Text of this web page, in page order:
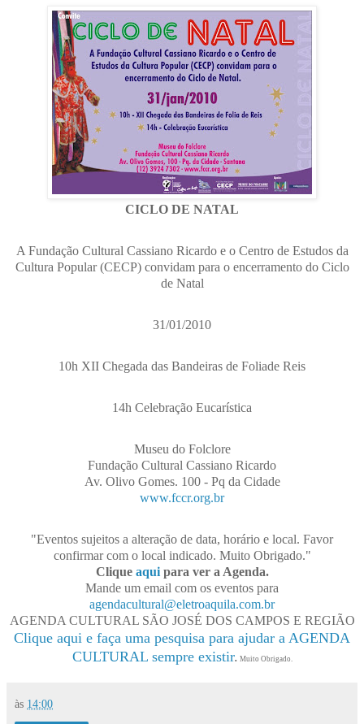
CICLO DE NATAL
A Fundação Cultural Cassiano Ricardo e o Centro de Estudos da
Cultura Popular (CECP) convidam para o encerramento do Ciclo
de Natal
31/01/2010
10h XII Chegada das Bandeiras de Foliade Reis
14h Celebração Eucarística
Museu do Folclore
Fundação Cultural Cassiano Ricardo
Av. Olivo Gomes. 100 - Pq da Cidade
www.fccr.org.br
"Eventos sujeitos a alteração de data, horário e local. Favor
confirmar com o local indicado. Muito Obrigado."
Clique aquipara ver a Agenda.
Mande um email com os eventos para
agendacultural@eletroaquila.com.br
AGENDA CULTURAL SÃO JOSÉ DOS CAMPOS E REGIÃO
Clique aqui e faça uma pesquisa para ajudar a AGENDA
CULTURAL sempre existir. Muito Obrigado.
às 14:00